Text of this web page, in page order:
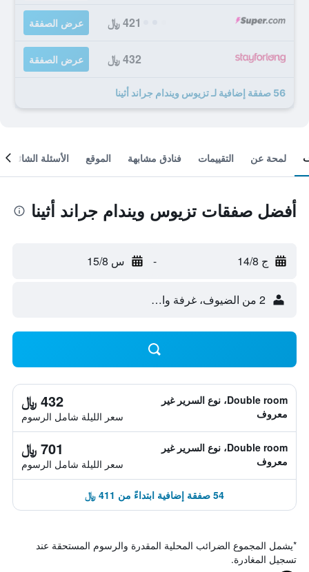
421 ﷼ عرض الصفقة
432 ﷼ عرض الصفقة
56 صفقة إضافية لـ تزيوس ويندام جراند أثينا
لمحة عن التقييمات فنادق مشابهة الموقع الأسئلة الشائعة
أفضل صفقات تزيوس ويندام جراند أثينا
ج 14/8 - س 15/8
2 من الضيوف، غرفة واحدة
Double room، نوع السرير غير
معروف
432 ﷼
سعر الليلة شامل الرسوم
Double room، نوع السرير غير
معروف
701 ﷼
سعر الليلة شامل الرسوم
54 صفقة إضافية ابتداءً من 411 ﷼
*يشمل المجموع الضرائب المحلية المقدرة والرسوم المستحقة عند
تسجيل المغادرة.